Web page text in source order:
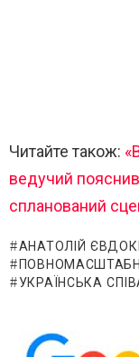
Читайте також:
ведучий
спланований
АНАТОЛІЙ
УКРАЇНСЬКА